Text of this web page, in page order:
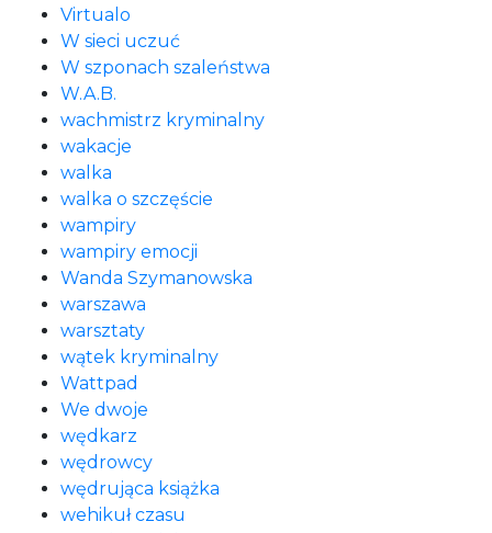
Virtualo
W sieci uczuć
W szponach szaleństwa
W.A.B.
wachmistrz kryminalny
wakacje
walka
walka o szczęście
wampiry
wampiry emocji
Wanda Szymanowska
warszawa
warsztaty
wątek kryminalny
Wattpad
We dwoje
wędkarz
wędrowcy
wędrująca książka
wehikuł czasu